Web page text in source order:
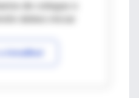
de colegas o
IntraMed